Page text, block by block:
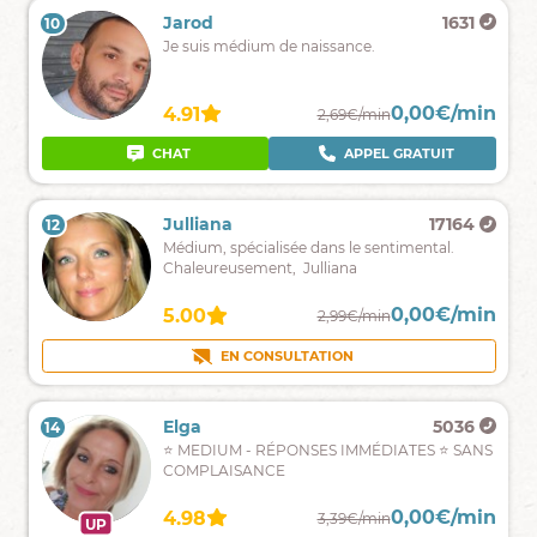
9 Salomé
714
Je
votre
écoute
et
je
répondrai
toutes
vos
interrogations
4.67 0,00€/min
CHATAPPEL GRATUIT
10 Jarod 1631
Je suis médium de naissance.
4.91 2,69€/min0,00€/min
CHAT APPEL GRATUIT
11 Katia
654
Spécialiste
des
amoureuses.
4.90 2,50€/min 0,00€/min
12 Julliana 17164
Médium, spécialisée dans le sentimental.
Chaleureusement, Julliana
5.00 2,99€/min0,00€/min
EN CONSULTATION
13 Tina
2293
Vos
réponses
avec
le
4.93 2,20€/min 0,00€/min
UP
14 Elga 5036
⭐ MEDIUM - RÉPONSES IMMÉDIATES ⭐ SANS
COMPLAISANCE
4.98 3,39€/min0,00€/min